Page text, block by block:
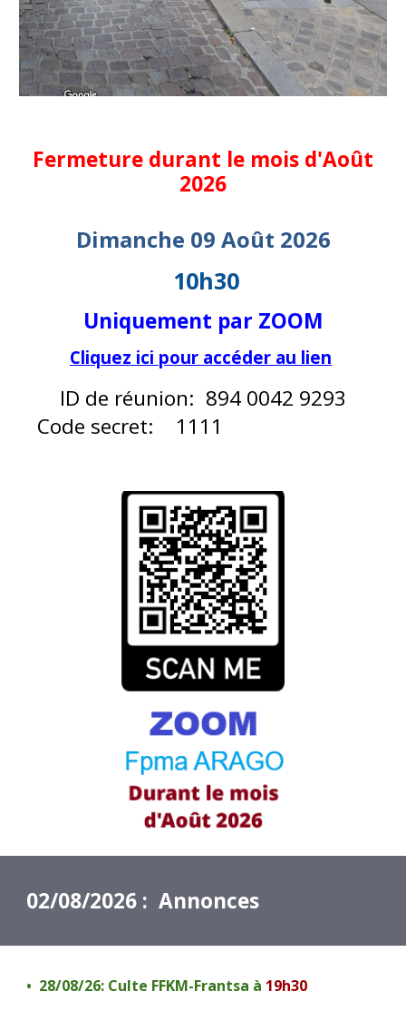
Fermeture durant le mois d'Août
2026
Dimanche 09 Août 2026
10h30
Uniquement par ZOOM
Cliquez ici pour accéder au lien
ID de réunion: 894 0042 9293
Code secret: 1111
02/08/2026 : Annonces
•⁠ ⁠ 28/08/26: Culte FFKM-Frantsa à 19h30